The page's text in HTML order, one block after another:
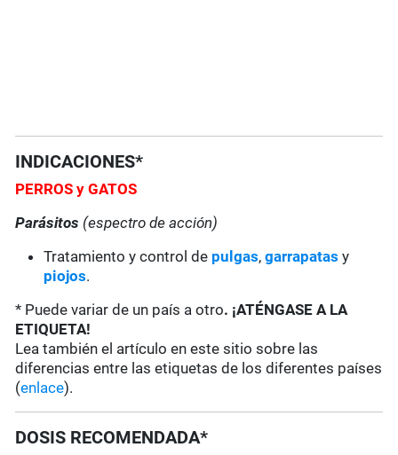
INDICACIONES*
PERROS y GATOS
Parásitos (espectro de acción)
Tratamiento y control de pulgas,garrapatas y
piojos.
* Puede variar de un país a otro. ¡ATÉNGASE A LA
ETIQUETA!
Lea también el artículo en este sitio sobre las
diferencias entre las etiquetas de los diferentes países
(enlace).
DOSIS RECOMENDADA*